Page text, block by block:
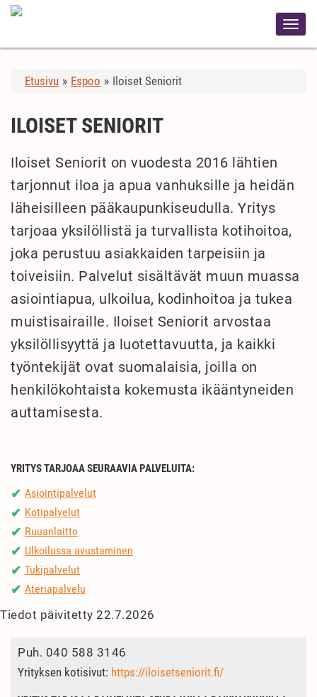
Etusivu » Espoo » Iloiset Seniorit
ILOISET SENIORIT
Iloiset Seniorit on vuodesta 2016 lähtien
tarjonnut iloa ja apua vanhuksille ja heidän
läheisilleen pääkaupunkiseudulla. Yritys
tarjoaa yksilöllistä ja turvallista kotihoitoa,
joka perustuu asiakkaiden tarpeisiin ja
toiveisiin. Palvelut sisältävät muun muassa
asiointiapua, ulkoilua, kodinhoitoa ja tukea
muistisairaille. Iloiset Seniorit arvostaa
yksilöllisyyttä ja luotettavuutta, ja kaikki
työntekijät ovat suomalaisia, joilla on
henkilökohtaista kokemusta ikääntyneiden
auttamisesta.
YRITYS TARJOAA SEURAAVIA PALVELUITA:
✔ Asiointipalvelut
✔ Kotipalvelut
✔ Ruuanlaitto
✔ Ulkoilussa avustaminen
✔ Tukipalvelut
✔ Ateriapalvelu
Tiedot päivitetty 22.7.2026
Puh. 040 588 3146
Yrityksen kotisivut: https://iloisetseniorit.fi/